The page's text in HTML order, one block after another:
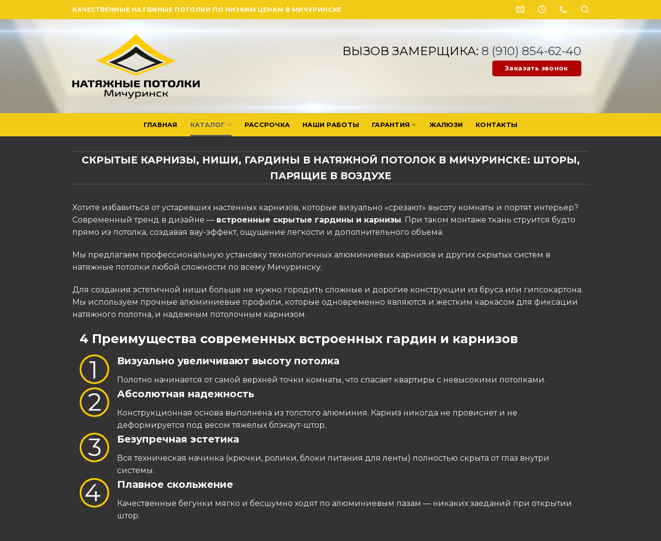
to
content
КАЧЕСТВЕННЫЕ НАТЯЖНЫЕ ПОТОЛКИ ПО НИЗКИМ ЦЕНАМ В МИЧУРИНСКЕ
ВЫЗОВ ЗАМЕРЩИКА: 8 (910) 854-62-40
Заказать звонок
ГЛАВНАЯ КАТАЛОГ РАССРОЧКА НАШИ РАБОТЫ ГАРАНТИЯ ЖАЛЮЗИ КОНТАКТЫ
СКРЫТЫЕ КАРНИЗЫ, НИШИ, ГАРДИНЫ В НАТЯЖНОЙ ПОТОЛОК В МИЧУРИНСКЕ: ШТОРЫ,
ПАРЯЩИЕ В ВОЗДУХЕ
Хотите избавиться от устаревших настенных карнизов, которые визуально «срезают» высоту комнаты и портят интерьер?
Современный тренд в дизайне — встроенные скрытые гардины и карнизы. При таком монтаже ткань струится будто
прямо из потолка, создавая вау-эффект, ощущение легкости и дополнительного объема.
Мы предлагаем профессиональную установку технологичных алюминиевых карнизов и других скрытых систем в
натяжные потолки любой сложности по всему Мичуринску.
Для создания эстетичной ниши больше не нужно городить сложные и дорогие конструкции из бруса или гипсокартона.
Мы используем прочные алюминиевые профили, которые одновременно являются и жестким каркасом для фиксации
натяжного полотна, и надежным потолочным карнизом.
4 Преимущества современных встроенных гардин и карнизов
Визуально увеличивают высоту потолка
Полотно начинается от самой верхней точки комнаты, что спасает квартиры с невысокими потолками.
Абсолютная надежность
Конструкционная основа выполнена из толстого алюминия. Карниз никогда не провиснет и не
деформируется под весом тяжелых блэкаут-штор.
Безупречная эстетика
Вся техническая начинка (крючки, ролики, блоки питания для ленты) полностью скрыта от глаз внутри
системы.
Плавное скольжение
Качественные бегунки мягко и бесшумно ходят по алюминиевым пазам — никаких заеданий при открытии
штор.